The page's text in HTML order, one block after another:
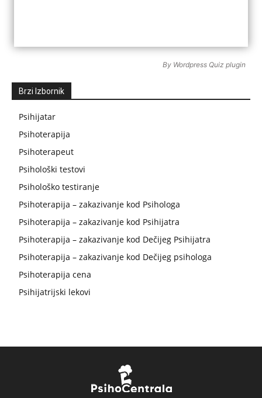
By Wordpress Quiz plugin
Brzi Izbornik
Psihijatar
Psihoterapija
Psihoterapeut
Psihološki testovi
Psihološko testiranje
Psihoterapija – zakazivanje kod Psihologa
Psihoterapija – zakazivanje kod Psihijatra
Psihoterapija – zakazivanje kod Dečijeg Psihijatra
Psihoterapija – zakazivanje kod Dečijeg psihologa
Psihoterapija cena
Psihijatrijski lekovi